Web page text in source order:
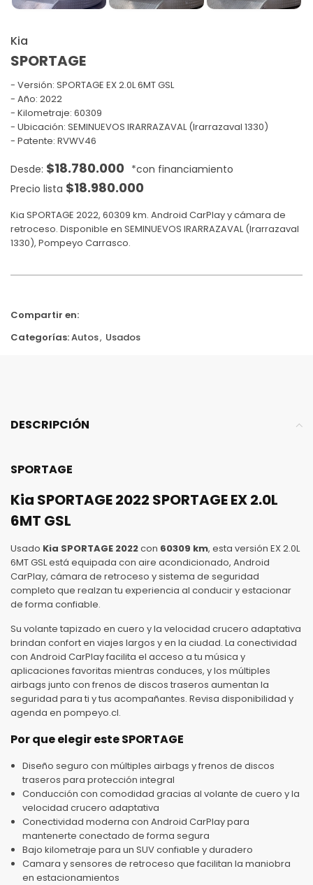
Kia
SPORTAGE
Versión: SPORTAGE EX 2.0L 6MT GSL
Año: 2022
Kilometraje: 60309
Ubicación: SEMINUEVOS IRARRAZAVAL (Irarrazaval 1330)
Patente: RVWV46
$18.780.000
Precio lista $18.980.000
Kia SPORTAGE 2022, 60309 km. Android CarPlay y cámara de
retroceso. Disponible en SEMINUEVOS IRARRAZAVAL (Irarrazaval
1330), Pompeyo Carrasco.
Compartir en:
Categorías:Autos, Usados
DESCRIPCIÓN
SPORTAGE
Kia SPORTAGE 2022 SPORTAGE EX 2.0L
6MT GSL
Usado Kia SPORTAGE 2022con 60309 km, esta versión EX 2.0L
6MT GSL está equipada con aire acondicionado, Android
CarPlay, cámara de retroceso y sistema de seguridad
completo que realzan tu experiencia al conducir y estacionar
de forma confiable.
Su volante tapizado en cuero y la velocidad crucero adaptativa
brindan confort en viajes largos y en la ciudad. La conectividad
con Android CarPlay facilita el acceso a tu música y
aplicaciones favoritas mientras conduces, y los múltiples
airbags junto con frenos de discos traseros aumentan la
seguridad para ti y tus acompañantes. Revisa disponibilidad y
agenda en pompeyo.cl.
Por que elegir este SPORTAGE
Diseño seguro con múltiples airbags y frenos de discos
traseros para protección integral
Conducción con comodidad gracias al volante de cuero y la
velocidad crucero adaptativa
Conectividad moderna con Android CarPlay para
mantenerte conectado de forma segura
Bajo kilometraje para un SUV confiable y duradero
Camara y sensores de retroceso que facilitan la maniobra
en estacionamientos